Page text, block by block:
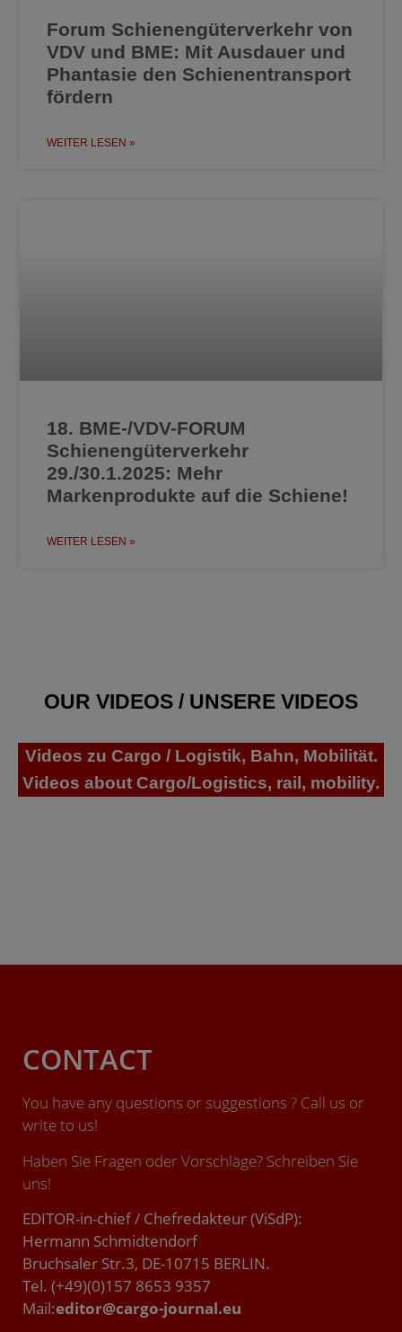
Forum Schienengüterverkehr von
VDV und BME: Mit Ausdauer und
Phantasie den Schienentransport
fördern
WEITER LESEN »
18. BME-/VDV-FORUM
Schienengüterverkehr
29./30.1.2025: Mehr
Markenprodukte auf die Schiene!
WEITER LESEN »
OUR VIDEOS / UNSERE VIDEOS
Videos zu Cargo / Logistik, Bahn, Mobilität.
Videos about Cargo/Logistics, rail, mobility.
CONTACT
You have any questions or suggestions ? Call us or
write to us!
Haben Sie Fragen oder Vorschläge? Schreiben Sie
uns!
EDITOR-in-chief / Chefredakteur (ViSdP):
Hermann Schmidtendorf
Bruchsaler Str.3, DE-10715 BERLIN.
Tel. (+49)(0)157 8653 9357
Mail:editor@cargo-journal.eu